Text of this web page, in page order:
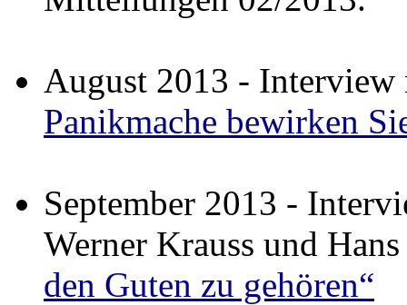
August 2013 - Interview
Panikmache bewirken
September 2013 -
Werner Krauss und
den Guten zu gehören“